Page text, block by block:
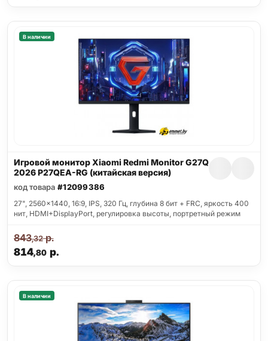
В наличии
Игровой монитор Xiaomi Redmi Monitor G27Q
2026 P27QEA-RG (китайская версия)
код товара #12099386
27", 2560x1440, 16:9, IPS, 320 Гц, глубина 8 бит + FRC, яркость 400
нит, HDMI+DisplayPort, регулировка высоты, портретный режим
814,80р.
843,32р.
В наличии